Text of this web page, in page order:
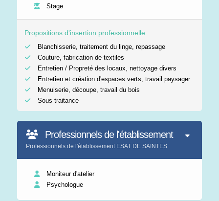
Stage
Propositions d'insertion professionnelle
Blanchisserie, traitement du linge, repassage
Couture, fabrication de textiles
Entretien / Propreté des locaux, nettoyage divers
Entretien et création d'espaces verts, travail paysager
Menuiserie, découpe, travail du bois
Sous-traitance
Professionnels de l'établissement
Professionnels de l'établissement ESAT DE SAINTES
Moniteur d'atelier
Psychologue